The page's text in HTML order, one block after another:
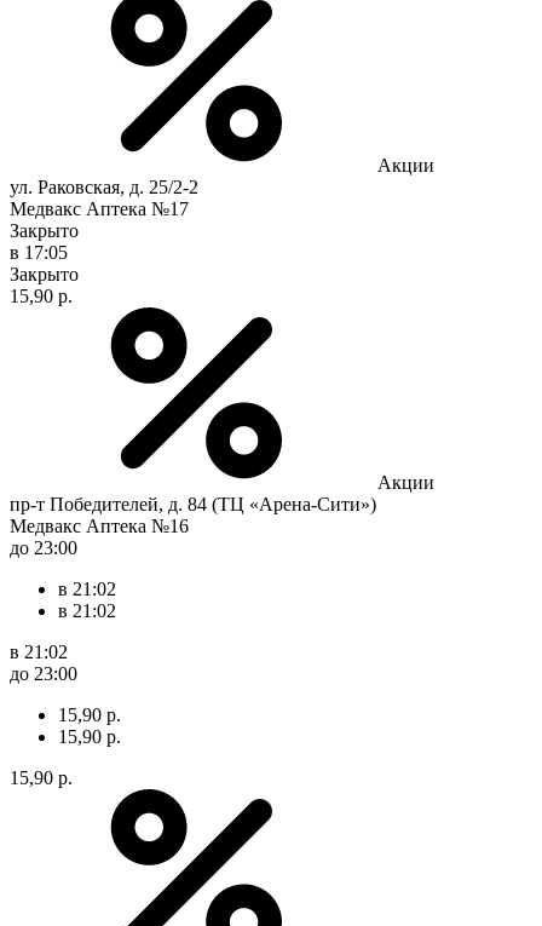
Акции
ул. Раковская, д. 25/2-2
Медвакс Аптека №17
Закрыто
в 17:05
Закрыто
15,90 р.
Акции
пр-т Победителей, д. 84 (ТЦ «Арена-Сити»)
Медвакс Аптека №16
до 23:00
в 21:02
в 21:02
в 21:02
до 23:00
15,90 р.
15,90 р.
15,90 р.